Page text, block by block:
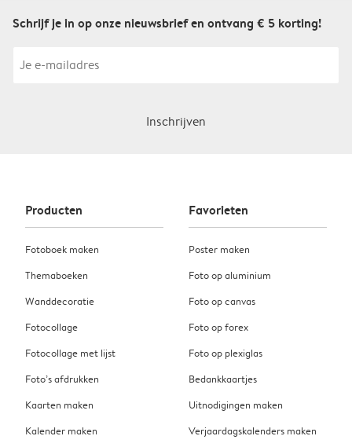
Schrijf je in op onze nieuwsbrief en ontvang € 5 korting!
Inschrijven
Producten
Fotoboek maken
Themaboeken
Wanddecoratie
Fotocollage
Fotocollage met lijst
Foto’s afdrukken
Kaarten maken
Kalender maken
Favorieten
Poster maken
Foto op aluminium
Foto op canvas
Foto op forex
Foto op plexiglas
Bedankkaartjes
Uitnodigingen maken
Verjaardagskalenders maken